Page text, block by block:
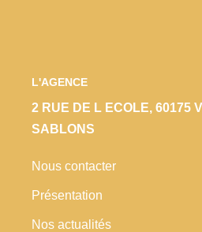
L'AGENCE
2 RUE DE L ECOLE, 60175
SABLONS
Nous contacter
Présentation
Nos actualités